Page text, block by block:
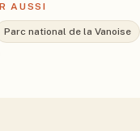
AUSSI
Parc national de la Vanoise